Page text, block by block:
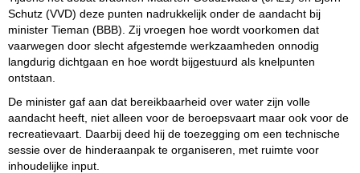
Schutz (VVD) deze punten nadrukkelijk onder de aandacht bij
minister Tieman (BBB). Zij vroegen hoe wordt voorkomen dat
vaarwegen door slecht afgestemde werkzaamheden onnodig
langdurig dichtgaan en hoe wordt bijgestuurd als knelpunten
ontstaan.
De minister gaf aan dat bereikbaarheid over water zijn volle
aandacht heeft, niet alleen voor de beroepsvaart maar ook voor de
recreatievaart. Daarbij deed hij de toezegging om een technische
sessie over de hinderaanpak te organiseren, met ruimte voor
inhoudelijke input.